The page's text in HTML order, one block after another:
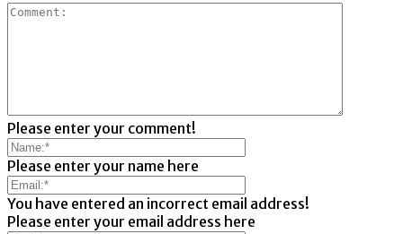
Please enter your comment!
Please enter your name here
You have entered an incorrect email address!
Please enter your email address here